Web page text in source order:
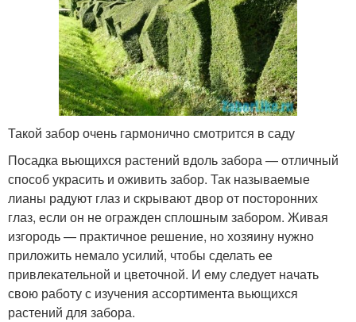
Такой забор очень гармонично смотрится в саду
Посадка вьющихся растений вдоль забора — отличный
способ украсить и оживить забор. Так называемые
лианы радуют глаз и скрывают двор от посторонних
глаз, если он не огражден сплошным забором. Живая
изгородь — практичное решение, но хозяину нужно
приложить немало усилий, чтобы сделать ее
привлекательной и цветочной. И ему следует начать
свою работу с изучения ассортимента вьющихся
растений для забора.